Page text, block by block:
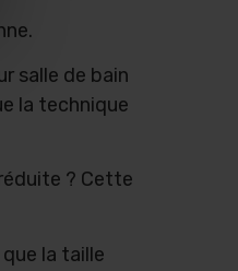
salle de bain
la technique
? Cette
la taille